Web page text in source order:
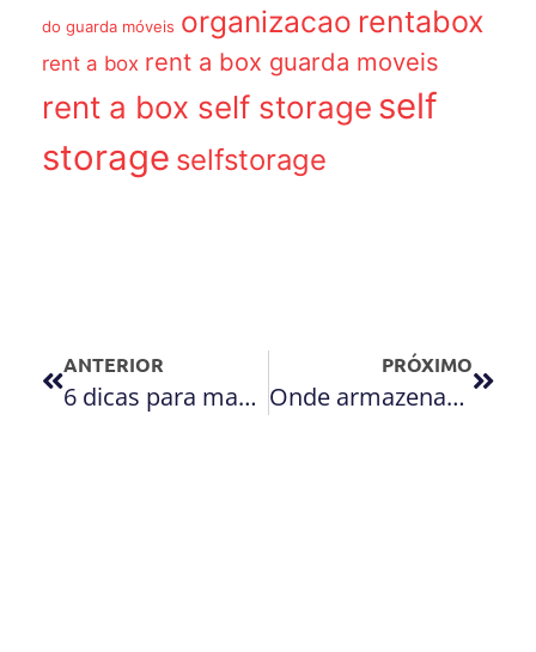
do guarda móveis organizacao rentabox
rent a box rent a box guarda moveis
rent a box self storage self
storage selfstorage
ANTERIOR
6 dicas para manter a casa em segurança durante viagens de férias ou negócios
PRÓXIMO
Onde armazenar itens de logística reversa: temos a solução